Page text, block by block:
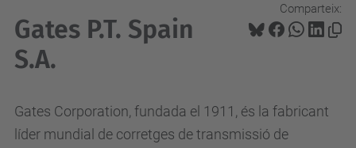
Comparteix:
Gates P.T. Spain
S.A.
Gates Corporation, fundada el 1911, és la fabricant
líder mundial de corretges de transmissió de